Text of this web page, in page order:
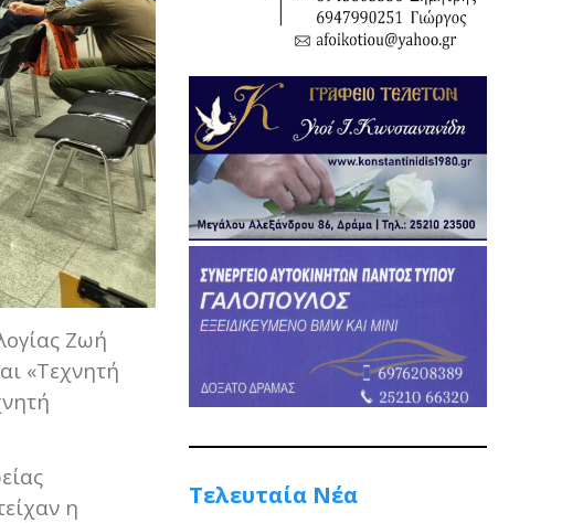
Ζωή
«Τεχνητή
η
Τελευταία Νέα